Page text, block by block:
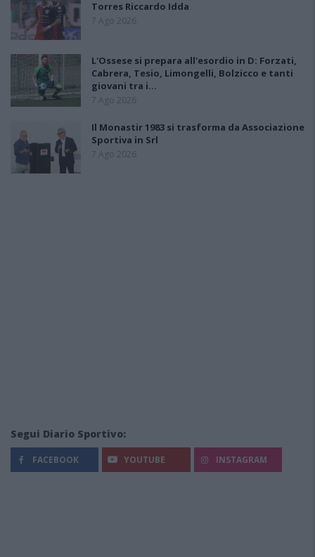
Torres Riccardo Idda
7 Ago 2026
L'Ossese si prepara all'esordio in D: Forzati,
Cabrera, Tesio, Limongelli, Bolzicco e tanti
giovani tra i…
7 Ago 2026
Il Monastir 1983 si trasforma da Associazione
Sportiva in Srl
7 Ago 2026
Segui Diario Sportivo:
FACEBOOK YOUTUBE INSTAGRAM